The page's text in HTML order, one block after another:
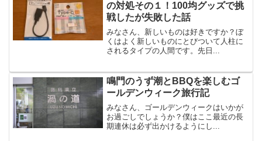
の対処その１！100均グッズで挑
戦したが失敗した話
みなさん、新しいものは好きですか？ぼ
くはよく新しいものにとびついて人柱に
されるタイプの人間です。先日...
鳴門のうず潮とBBQを楽しむゴ
ールデンウィーク旅行記
みなさん、ゴールデンウィークはいかが
お過ごしでしょうか？僕はここ最近の長
期連休は必ず出かけるようにし...